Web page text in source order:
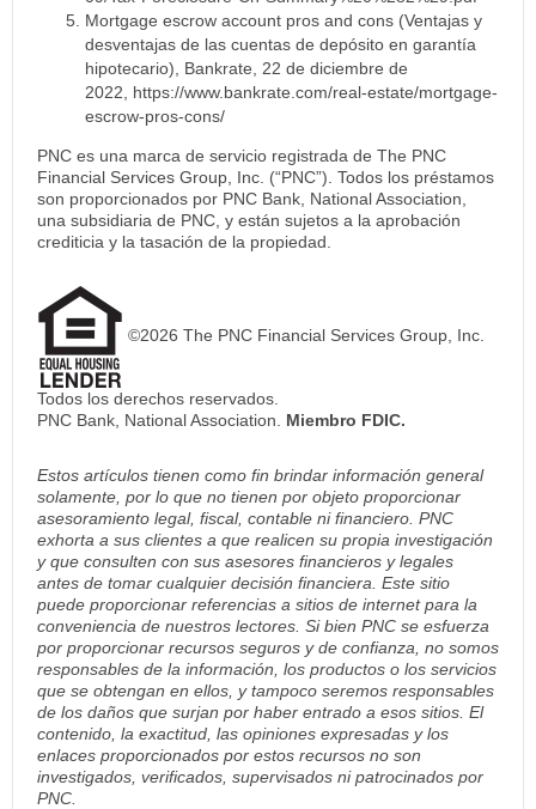
Mortgage escrow account pros and cons (Ventajas y
desventajas de las cuentas de depósito en garantía
hipotecario), Bankrate, 22 de diciembre de
2022, https://www.bankrate.com/real-estate/mortgage-
escrow-pros-cons/
PNC es una marca de servicio registrada de The PNC
Financial Services Group, Inc. (“PNC”). Todos los préstamos
son proporcionados por PNC Bank, National Association,
una subsidiaria de PNC, y están sujetos a la aprobación
crediticia y la tasación de la propiedad.
©2026 The PNC Financial Services Group, Inc.
Todos los derechos reservados.
PNC Bank, National Association. Miembro FDIC.
Estos artículos tienen como fin brindar información general
solamente, por lo que no tienen por objeto proporcionar
asesoramiento legal, fiscal, contable ni financiero. PNC
exhorta a sus clientes a que realicen su propia investigación
y que consulten con sus asesores financieros y legales
antes de tomar cualquier decisión financiera. Este sitio
puede proporcionar referencias a sitios de internet para la
conveniencia de nuestros lectores. Si bien PNC se esfuerza
por proporcionar recursos seguros y de confianza, no somos
responsables de la información, los productos o los servicios
que se obtengan en ellos, y tampoco seremos responsables
de los daños que surjan por haber entrado a esos sitios. El
contenido, la exactitud, las opiniones expresadas y los
enlaces proporcionados por estos recursos no son
investigados, verificados, supervisados ni patrocinados por
PNC.